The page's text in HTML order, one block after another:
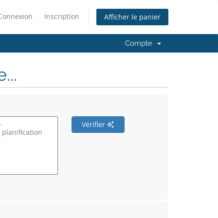
Inscription Afficher le panier
Compte
Vérifier